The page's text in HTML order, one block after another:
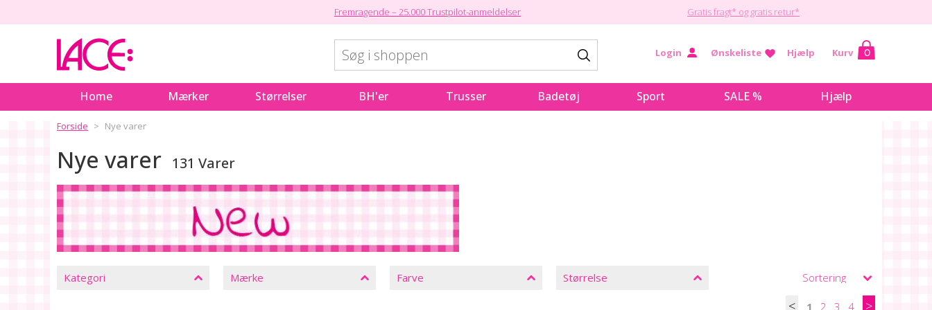
Fremragende – 25.000 Trustpilot-anmeldelser Gratis fragt* og gratis retur*
Kurv 0
Hjælp
Ønskeliste
Login
Home Mærker Størrelser BH'er Trusser Badetøj Sport SALE % Hjælp
Forside Nye varer
Nye varer 131 Varer
Kategori Mærke Farve Størrelse
< 1 2 3 4 >